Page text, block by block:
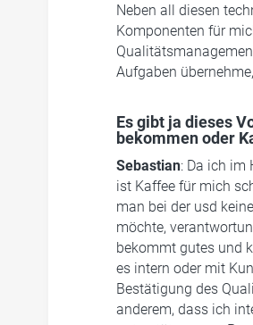
Neben all diesen
Komponenten für
Aufgaben
Es gibt ja dieses
bekommen oder
Sebastian: Da ich im
ist Kaffee für mich
man bei der usd
möchte,
bekommt gutes und
es intern oder mit
Bestätigung des
anderem, dass ich